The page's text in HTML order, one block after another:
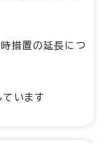
措置の延長につ
います